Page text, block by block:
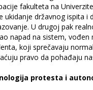
fakulteta na
ukidanje državnog ispita i
U drugoj pak
napad na sistem,
koji sprečavaju
pravo da pohađaju
protesta i